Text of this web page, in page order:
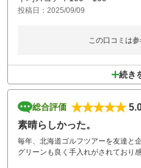
投稿日：2025/09/09
この口コミは
続き
総合評価
素晴らしかった。
毎年、北海道ゴルフツアーを友達と
グリーンも良く手入れがされており